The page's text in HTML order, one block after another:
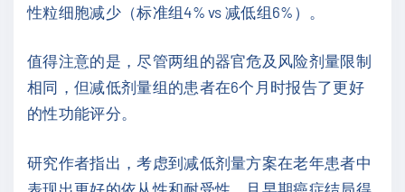
性粒细胞减少（标准组4% vs 减低组6%）。
值得注意的是，尽管两组的器官危及风险剂量限制
相同，但减低剂量组的患者在6个月时报告了更好
的性功能评分。
研究作者指出，考虑到减低剂量方案在老年患者中
表现出更好的依从性和耐受性，且早期癌症结局得